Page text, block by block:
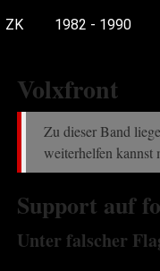
ZK 1982 - 1990
Volxfront
Zu dieser Band
weiterhelfen kannst
Support auf
Unter falscher